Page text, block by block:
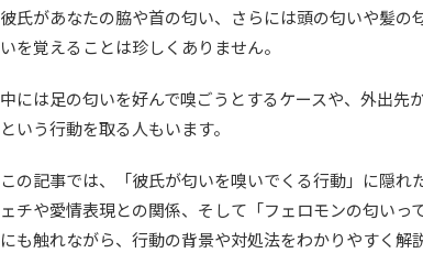
彼氏があなたの脇や首の匂い、さらには頭の匂いや髪の
いを覚えることは珍しくありません。
中には足の匂いを好んで嗅ごうとするケースや、外出先
という行動を取る人もいます。
この記事では、「彼氏が匂いを嗅いでくる行動」に隠れ
ェチや愛情表現との関係、そして「フェロモンの匂いっ
にも触れながら、行動の背景や対処法をわかりやすく解